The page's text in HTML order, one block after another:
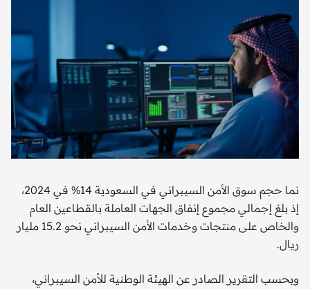
نما حجم سوق الأمن السيبراني في السعودية 14% في 2024،
إذ بلغ إجمالي مجموع إنفاق الجهات العاملة بالقطاعين العام
والخاص على منتجات وخدمات الأمن السيبراني نحو 15.2 مليار
ريال.
وبحسب التقرير الصادر عن الهيئة الوطنية للأمن السيبراني،